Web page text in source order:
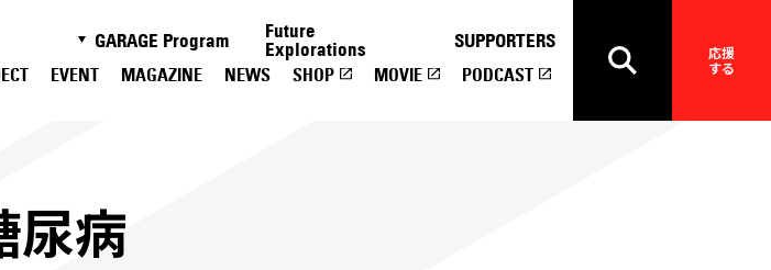
応援
する
GARAGE Program
Future
Explorations
SUPPORTERS
EVENT MAGAZINE NEWS SHOP MOVIE PODCAST
尿病